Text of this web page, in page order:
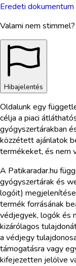
Eredeti
Valami nem
Hibajelentés
Oldalunk egy
célja a piaci
gyógyszertárakban
közzétett ajánlatok
termékeket, és nem
A Patikaradar.hu
gyógyszertárak és
logóit)
termék forrásának
védjegyek, logók és
kizárólagos
a védjegy
támogatásra vagy
kifejezetten jelölve